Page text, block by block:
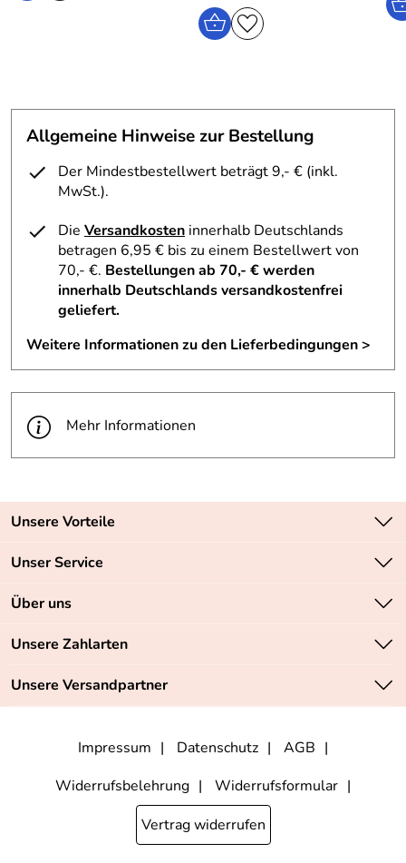
Hersteller: Hollywood Fashion GmbH, Nordstraße 10,
95131 Schwarzenbach, Germany, hollywood-fashion-
gmbh@t-online.de
Allgemeine Hinweise zur Bestellung
Der Mindestbestellwert beträgt 9,- € (inkl.
MwSt.).
Die Versandkosten innerhalb Deutschlands
betragen 6,95 € bis zu einem Bestellwert von
70,- €. Bestellungen ab 70,- € werden
innerhalb Deutschlands versandkostenfrei
geliefert.
Weitere Informationen zu den Lieferbedingungen >
Mehr Informationen
Unsere Vorteile
Zahlungsarten: Vorkasse, PayPal, PayPal Express
Unser Service
Kontakt
Retourenabwicklung
Lieferbedingungen
Über uns
Unsere Bestseller
Neu
Unsere Zahlarten
Unsere Versandpartner
Impressum Datenschutz
AGB
Widerrufsbelehrung
Widerrufsformular
Vertrag widerrufen